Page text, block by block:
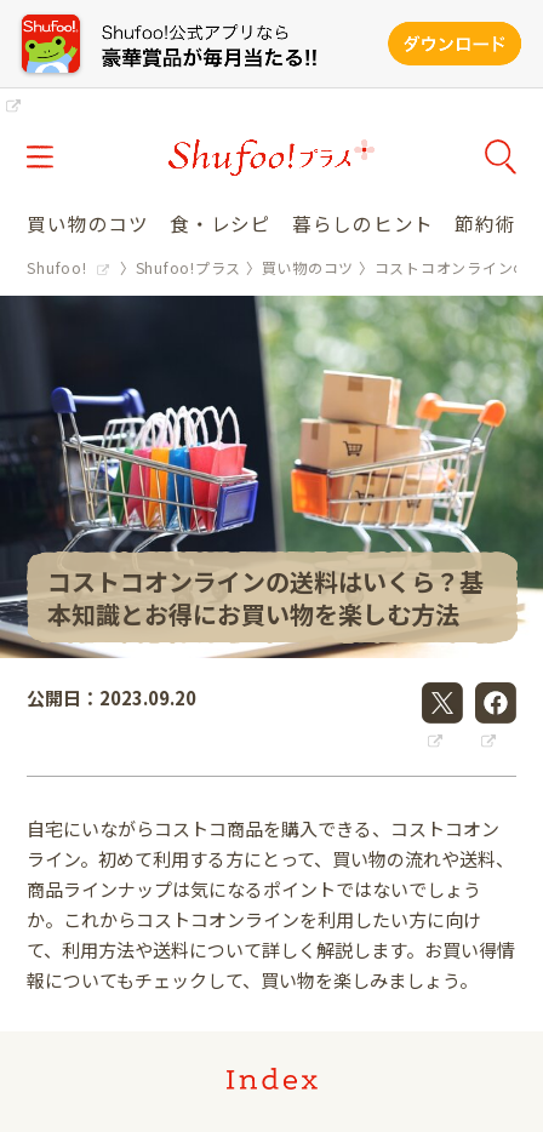
買い物のコツ 食・レシピ 暮らしのヒント 節約術
Shufoo! Shufoo!プラス 買い物のコツ コストコオンラインの
コストコオンラインの送料はいくら？基
本知識とお得にお買い物を楽しむ方法
公開日：2023.09.20
自宅にいながらコストコ商品を購入できる、コストコオン
ライン。初めて利用する方にとって、買い物の流れや送料、
商品ラインナップは気になるポイントではないでしょう
か。これからコストコオンラインを利用したい方に向け
て、利用方法や送料について詳しく解説します。お買い得情
報についてもチェックして、買い物を楽しみましょう。